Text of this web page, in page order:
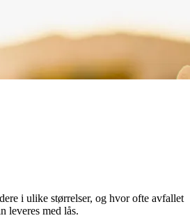
i ulike størrelser, og hvor ofte avfallet
leveres med lås.